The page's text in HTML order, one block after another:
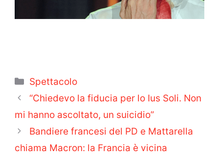
Categorie
Spettacolo
“Chiedevo la fiducia per lo Ius Soli. Non
mi hanno ascoltato, un suicidio”
Bandiere francesi del PD e Mattarella
chiama Macron: la Francia è vicina